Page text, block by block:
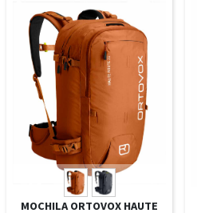
MOCHILA ORTOVOX HAUTE